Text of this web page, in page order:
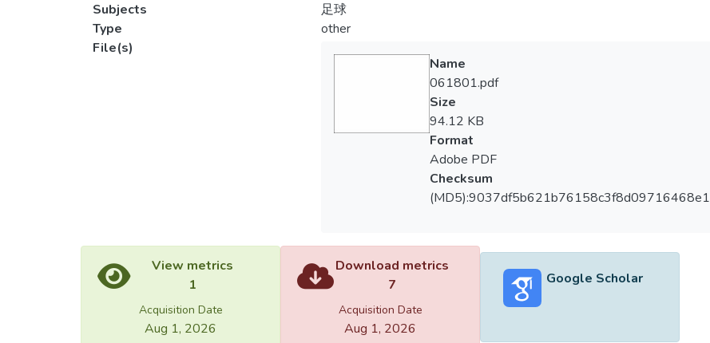
Subjects
足球
Type
other
File(s)
Name
061801.pdf
Size
94.12 KB
Format
Adobe PDF
Checksum
(MD5):9037df5b621b76158c3f8d09716468e1
View metrics
1
Acquisition Date
Aug 1, 2026
Download metrics
7
Acquisition Date
Aug 1, 2026
Google Scholar